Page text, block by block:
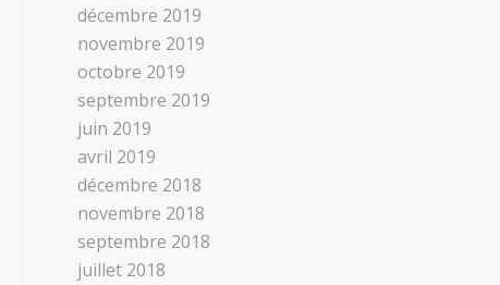
décembre 2019
novembre 2019
octobre 2019
septembre 2019
juin 2019
avril 2019
décembre 2018
novembre 2018
septembre 2018
juillet 2018